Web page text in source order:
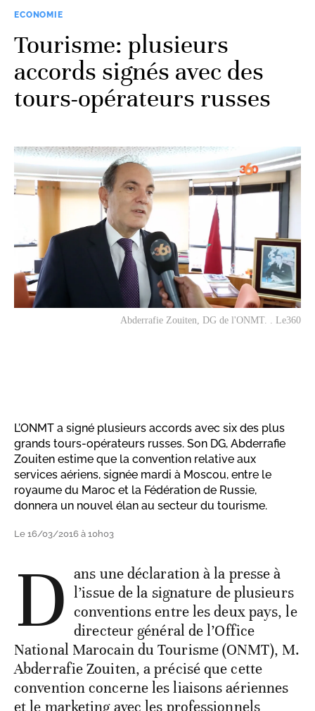
ECONOMIE
Tourisme: plusieurs
accords signés avec des
tours-opérateurs russes
Abderrafie Zouiten, DG de l'ONMT. . Le360
L’ONMT a signé plusieurs accords avec six des plus
grands tours-opérateurs russes. Son DG, Abderrafie
Zouiten estime que la convention relative aux
services aériens, signée mardi à Moscou, entre le
royaume du Maroc et la Fédération de Russie,
donnera un nouvel élan au secteur du tourisme.
Le 16/03/2016 à 10h03
D ans une déclaration à la presse à
l’issue de la signature de plusieurs
conventions entre les deux pays, le
directeur général de l’Office
National Marocain du Tourisme (ONMT), M.
Abderrafie Zouiten, a précisé que cette
convention concerne les liaisons aériennes
et le marketing avec les professionnels